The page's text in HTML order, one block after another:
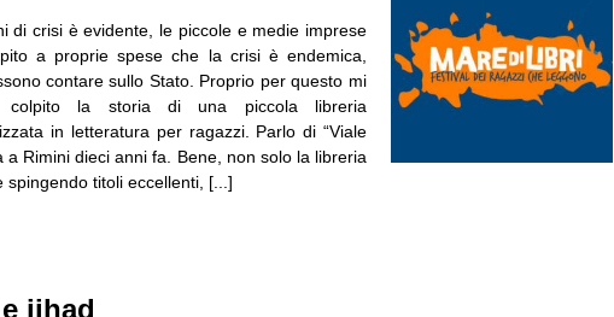
di crisi è evidente, le piccole e medie imprese
a proprie spese che la crisi è endemica,
contare sullo Stato. Proprio per questo mi
colpito la storia di una piccola libreria
in letteratura per ragazzi. Parlo di “Viale
a Rimini dieci anni fa. Bene, non solo la libreria
spingendo titoli eccellenti, [...]
jihad